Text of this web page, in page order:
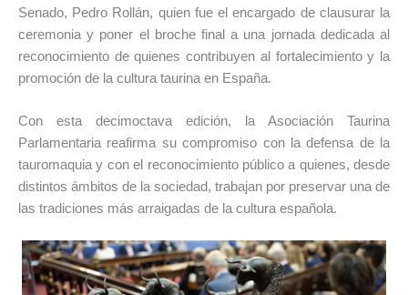
Senado, Pedro Rollán, quien fue el encargado de clausurar la
ceremonia y poner el broche final a una jornada dedicada al
reconocimiento de quienes contribuyen al fortalecimiento y la
promoción de la cultura taurina en España.
Con esta decimoctava edición, la Asociación Taurina
Parlamentaria reafirma su compromiso con la defensa de la
tauromaquia y con el reconocimiento público a quienes, desde
distintos ámbitos de la sociedad, trabajan por preservar una de
las tradiciones más arraigadas de la cultura española.